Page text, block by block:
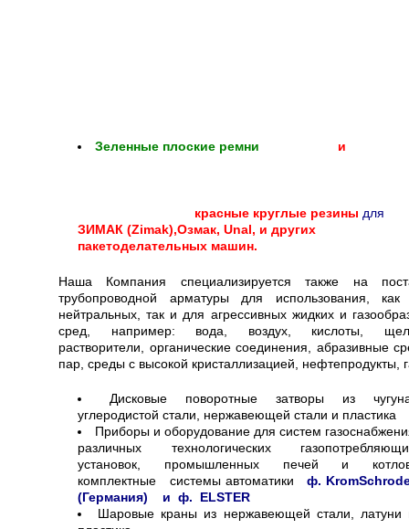
Зеленные плоские ремни и
красные круглые резины для
ЗИМАК (Zimak),Озмак, Unal, и других
пакетоделательных машин.
Наша Компания специализируется также на
трубопроводной арматуры для использования,
нейтральных, так и для агрессивных жидких и
сред, например: вода, воздух, кислоты,
растворители, органические соединения, абразивные
пар, среды с высокой кристаллизацией, нефтепродукты,
Дисковые поворотные затворы из
углеродистой стали, нержавеющей стали и пластика
Приборы и оборудование для систем
различных технологических
установок, промышленных печей и
комплектные системы автоматики
ф.
(Германия) и ф. ELSTER
Шаровые краны из нержавеющей стали, латуни